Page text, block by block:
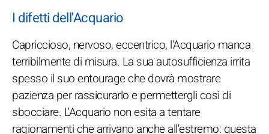
I difetti dell'Acquario
Capriccioso, nervoso, eccentrico, l'Acquario manca
terribilmente di misura. La sua autosufficienza irrita
spesso il suo entourage che dovrà mostrare
pazienza per rassicurarlo e permettergli così di
sbocciare. L'Acquario non esita a tentare
ragionamenti che arrivano anche all'estremo: questa